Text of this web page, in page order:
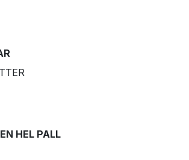
HEL PALL